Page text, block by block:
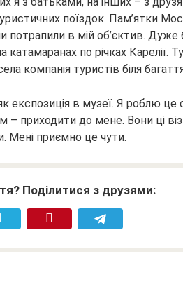
поїздок. Пам’ятки
потрапили в мій об’єктив. Дуже
по річках Карелії.
компанія туристів біля
експозиція в музеї. Я роблю це
– приходити до мене. Вони ці
Мені приємно це чути.
Поділитися з друзями: